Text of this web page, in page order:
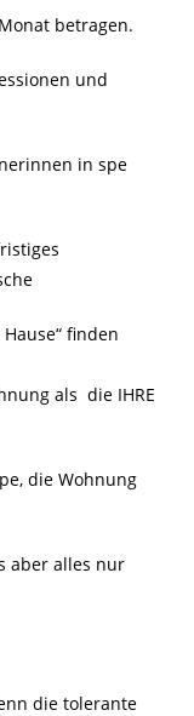
betragen.
und
in spe
finden
als die IHRE
die Wohnung
aber alles nur
die tolerante